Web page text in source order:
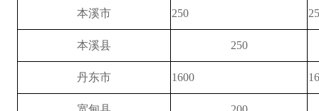
本溪市 250
本溪县 250
丹东市 1600